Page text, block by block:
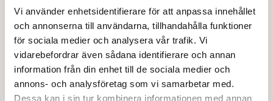
Vi använder enhetsidentifierare för att anpassa innehållet
och annonserna till användarna, tillhandahålla funktioner
för sociala medier och analysera vår trafik. Vi
vidarebefordrar även sådana identifierare och annan
information från din enhet till de sociala medier och
annons- och analysföretag som vi samarbetar med.
Dessa kan i sin tur kombinera informationen med annan